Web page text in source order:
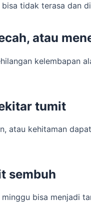
tidak terasa dan
atau
kelembapan
tumit
atau kehitaman
sembuh
bisa menjadi